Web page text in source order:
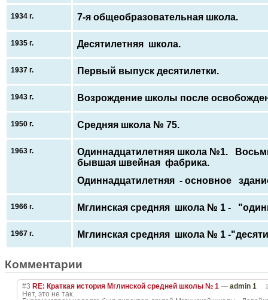
1934 г. 7-я общеобразовательная школа.
1935 г. Десятилетняя школа.
1937 г. Первый выпуск десятилетки.
1943 г. Возрождение школы после
1950 г. Средняя школа № 75.
1963 г.
Одиннадцатилетняя школа №1.
бывшая швейная фабрика.
Одиннадцатилетняя - основное
1966 г. Мглинская средняя школа № 1 -
1967 г. Мглинская средняя школа № 1 -
Комментарии
#3 RE: Краткая история Мглинской средней школы № 1 — admin 1
Нет, это не так.